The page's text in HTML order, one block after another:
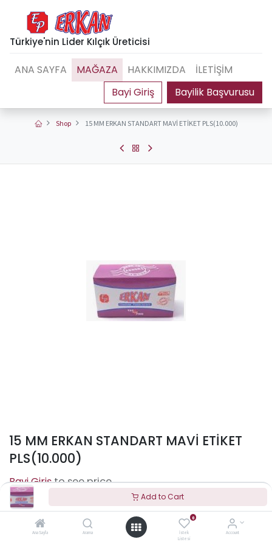
Add to Cart
Ana Sayfa Arama
0
İstek
Listesi
Account
Türkiye'nin Lider Kılçık Üreticisi
Bayilik Başvurusu
ANA SAYFA MAĞAZA HAKKIMIZDA İLETİŞİM
Shop 15 MM ERKAN STANDART MAVİ ETİKET PLS(10.000)
15 MM ERKAN STANDART MAVİ ETİKET
PLS(10.000)
to see price
Terms and Conditions